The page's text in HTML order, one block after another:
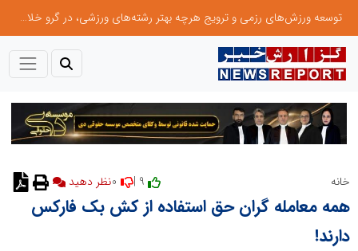
توسعه ورزش‌های رزمی و ترویج هرچه بهتر رشته‌های ورزشی، در گرو خلاقیت و نوآوری است
خانه نظر دهید
همه معامله گران حق استفاده از کش بک فارکس
دارند!